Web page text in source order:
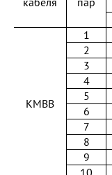
КМВВ
1
2
3
4
5
6
7
8
9
10